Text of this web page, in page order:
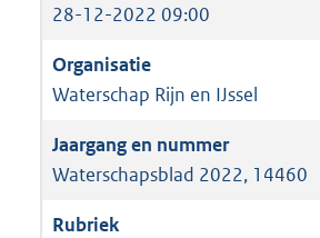
28-12-2022 09:00
Waterschap Rijn en IJssel
Waterschapsblad 2022, 14460